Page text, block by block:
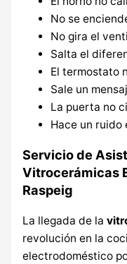
No se
No gira el
Salta el
El termostato
Sale un
La puerta no
Hace un ruido
Servicio de
Vitrocerámicas
Raspeig
La llegada de la
revolución en la
electrodoméstico